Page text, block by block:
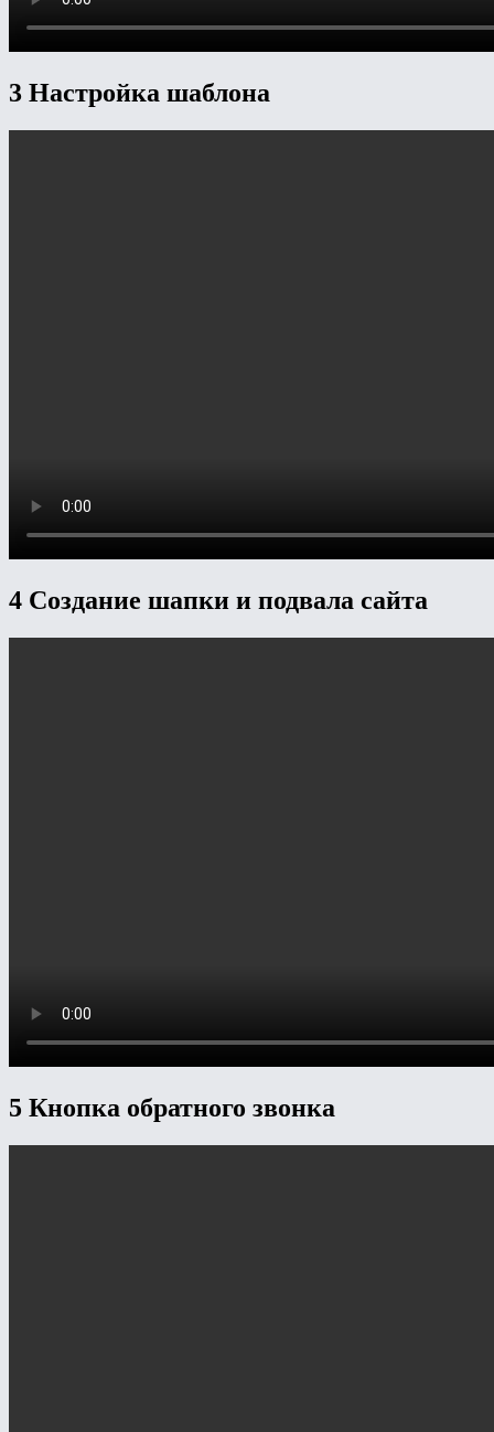
3 Настройка шаблона
4 Создание шапки и подвала сайта
5 Кнопка обратного звонка